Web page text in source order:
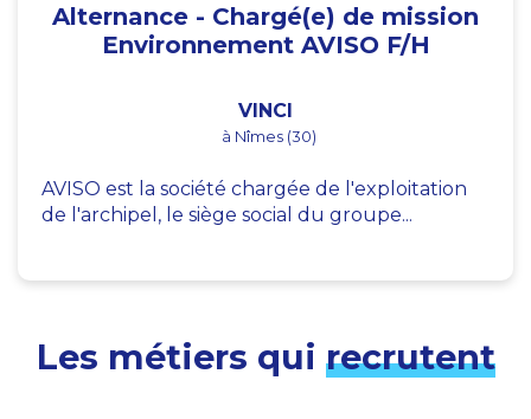
Alternance - Chargé(e) de mission
Environnement AVISO F/H
VINCI
à Nîmes (30)
AVISO est la société chargée de l'exploitation
de l'archipel, le siège social du groupe...
Les métiers qui recrutent